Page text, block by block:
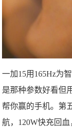
一加15用165Hz为
是那种参数好看但
帮你赢的手机。第
航，120W快充回